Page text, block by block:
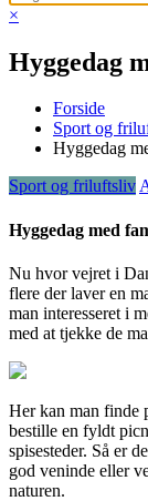
×
Hyggedag
Forside
Sport og
Hyggedag
Sport og friluftsliv
Hyggedag med
Nu hvor vejret i
flere der laver en
man interesseret i
med at tjekke de
Her kan man finde
bestille en fyldt
spisesteder. Så er
god veninde eller
naturen.